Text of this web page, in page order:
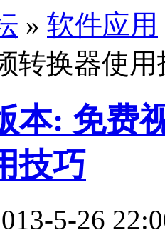
» 软件应用
转换器使用
本: 免费
技巧
5-26